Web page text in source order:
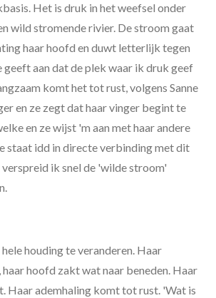
Het is druk in het weefsel onder
wild stromende rivier. De stroom gaat
haar hoofd en duwt letterlijk tegen
geeft aan dat de plek waar ik druk geef
komt het tot rust, volgens Sanne
en ze zegt dat haar vinger begint te
en ze wijst 'm aan met haar andere
staat idd in directe verbinding met dit
ik snel de 'wilde stroom'
houding te veranderen. Haar
hoofd zakt wat naar beneden. Haar
Haar ademhaling komt tot rust. 'Wat is